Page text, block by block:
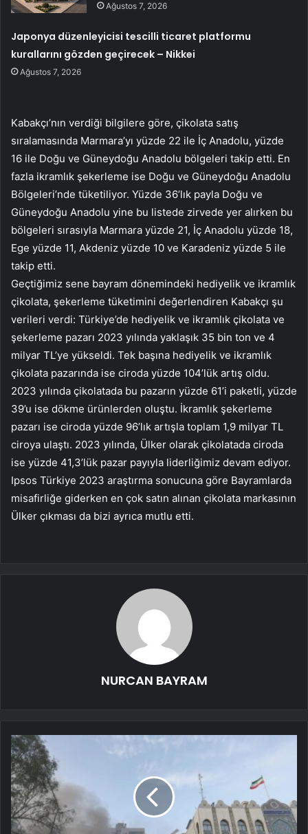
Ağustos 7, 2026
Japonya düzenleyicisi tescilli ticaret platformu
kurallarını gözden geçirecek – Nikkei
Ağustos 7, 2026
Kabakçı’nın verdiği bilgilere göre, çikolata satış
sıralamasında Marmara’yı yüzde 22 ile İç Anadolu, yüzde
16 ile Doğu ve Güneydoğu Anadolu bölgeleri takip etti. En
fazla ikramlık şekerleme ise Doğu ve Güneydoğu Anadolu
Bölgeleri’nde tüketiliyor. Yüzde 36’lık payla Doğu ve
Güneydoğu Anadolu yine bu listede zirvede yer alırken bu
bölgeleri sırasıyla Marmara yüzde 21, İç Anadolu yüzde 18,
Ege yüzde 11, Akdeniz yüzde 10 ve Karadeniz yüzde 5 ile
takip etti.
Geçtiğimiz sene bayram dönemindeki hediyelik ve ikramlık
çikolata, şekerleme tüketimini değerlendiren Kabakçı şu
verileri verdi: Türkiye’de hediyelik ve ikramlık çikolata ve
şekerleme pazarı 2023 yılında yaklaşık 35 bin ton ve 4
milyar TL’ye yükseldi. Tek başına hediyelik ve ikramlık
çikolata pazarında ise ciroda yüzde 104’lük artış oldu.
2023 yılında çikolatada bu pazarın yüzde 61’i paketli, yüzde
39’u ise dökme ürünlerden oluştu. İkramlık şekerleme
pazarı ise ciroda yüzde 96’lık artışla toplam 1,9 milyar TL
ciroya ulaştı. 2023 yılında, Ülker olarak çikolatada ciroda
ise yüzde 41,3’lük pazar payıyla liderliğimiz devam ediyor.
Ipsos Türkiye 2023 araştırma sonucuna göre Bayramlarda
misafirliğe giderken en çok satın alınan çikolata markasının
Ülker çıkması da bizi ayrıca mutlu etti.
NURCAN BAYRAM